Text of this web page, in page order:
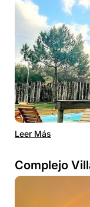
Leer Más
Complejo